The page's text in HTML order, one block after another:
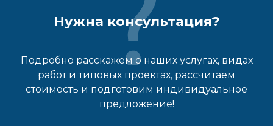
Нужна консультация?
Подробно расскажем о наших услугах, видах
работ и типовых проектах, рассчитаем
стоимость и подготовим индивидуальное
предложение!